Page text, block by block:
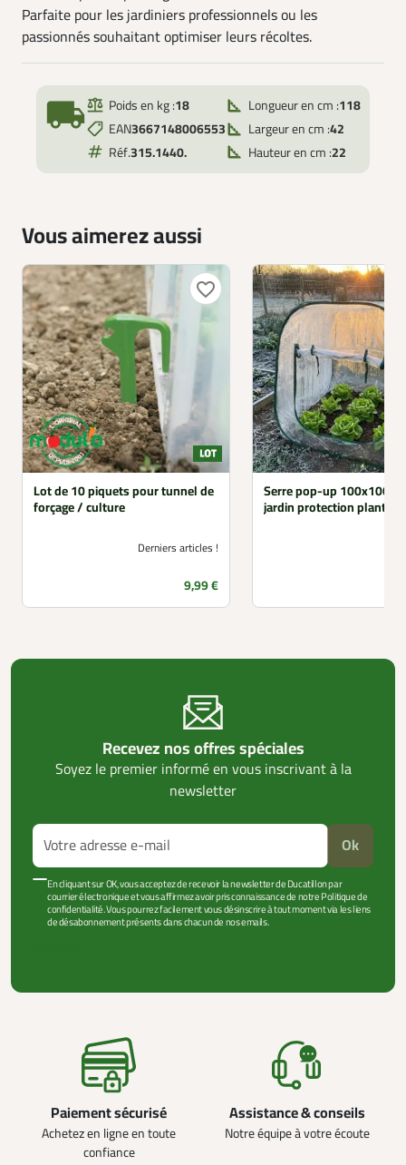
Parfaite pour les jardiniers professionnels ou les
passionnés souhaitant optimiser leurs récoltes.
local_shipping Poids en kg :18
EAN3667148006553
Réf.315.1440.
Longueur en cm :118
Largeur en cm :42
Hauteur en cm :22
Vous aimerez aussi
favorite_border
Lot de 10 piquets pour tunnel de
forçage / culture
Derniers articles !
Prix
9,99 €
Serre pop-up
jardin protection plantes
Recevez nos offres spéciales
Soyez le premier informé en vous inscrivant à la
newsletter
Ok
En cliquant sur OK, vous acceptez de recevoir la newsletter de Ducatillon par
courrier électronique et vous affirmez avoir pris connaissance de notre Politique de
confidentialité. Vous pourrez facilement vous désinscrire à tout moment via les liens
de désabonnement présents dans chacun de nos emails.
Paiement sécurisé
Achetez en ligne en toute
confiance
Assistance & conseils
Notre équipe à votre écoute